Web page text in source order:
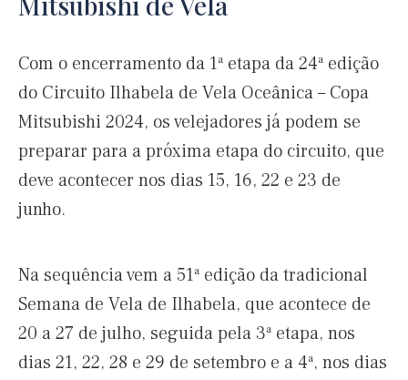
Com o encerramento da 1ª etapa da 24ª edição
do Circuito Ilhabela de Vela Oceânica – Copa
Mitsubishi 2024, os velejadores já podem se
preparar para a próxima etapa do circuito, que
deve acontecer nos dias 15, 16, 22 e 23 de
junho.
Na sequência vem a 51ª edição da tradicional
Semana de Vela de Ilhabela, que acontece de
20 a 27 de julho, seguida pela 3ª etapa, nos
dias 21, 22, 28 e 29 de setembro e a 4ª, nos dias